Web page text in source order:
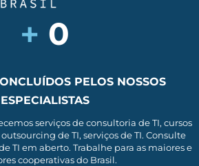
+ 0
PELOS NOSSOS
ESPECIALISTAS
serviços de consultoria de TI, cursos
de TI, serviços de TI. Consulte
TI em aberto. Trabalhe para as maiores e
cooperativas do Brasil.